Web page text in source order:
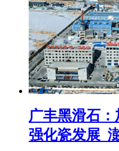
广丰黑滑石
强化瓷发展_